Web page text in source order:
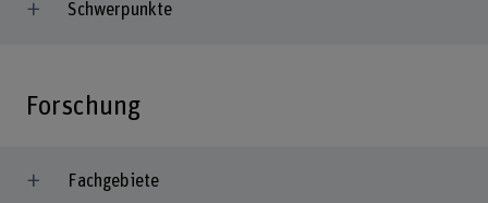
Schwerpunkte
Forschung
Fachgebiete